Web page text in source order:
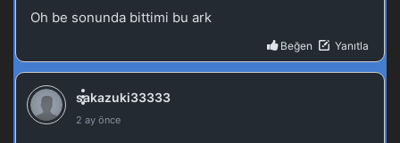
Tales of Herding Gods 55.Bölüm
Blm 55 - Kasım 2, 2025
Tales of Herding Gods 54.Bölüm izle